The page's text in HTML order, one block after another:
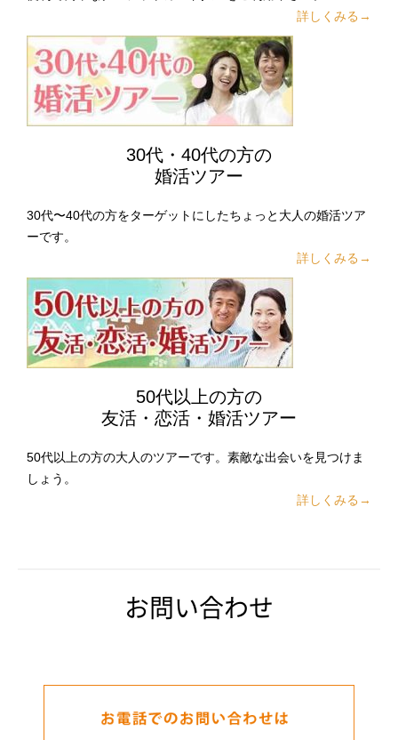
詳しくみる→
30代・40代の方の
婚活ツアー
30代〜40代の方をターゲットにしたちょっと大人の婚活ツア
ーです。
詳しくみる→
50代以上の方の
友活・恋活・婚活ツアー
50代以上の方の大人のツアーです。素敵な出会いを見つけま
しょう。
詳しくみる→
お問い合わせ